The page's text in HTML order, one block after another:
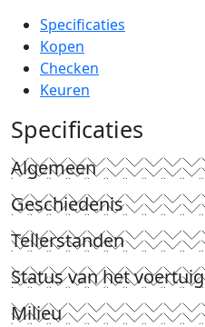
Specificaties
Kopen
Checken
Keuren
Specificaties
Algemeen
Geschiedenis
Tellerstanden
Status van het voertuig
Milieu